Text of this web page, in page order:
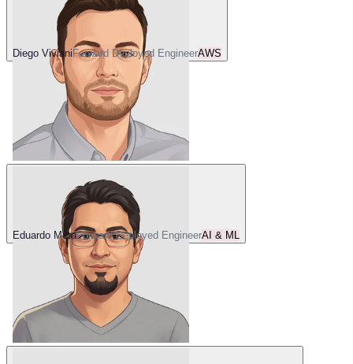
Diego Viviani Forward Deployed EngineerAWS
Eduardo MotaForward Deployed EngineerAI & ML